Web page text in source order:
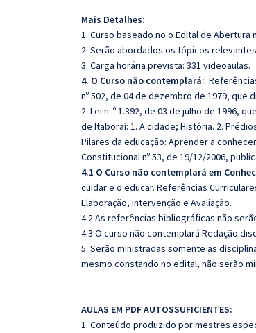
Mais Detalhes:
1. Curso baseado no o Edital de Abertura
2. Serão abordados os tópicos
3. Carga horária prevista: 331 videoaulas.
4. O Curso não contemplará:
nº 502, de 04 de dezembro de 1979,
2. Lei n. º 1.392, de 03 de julho de 1996,
de Itaboraí: 1. A cidade; História. 2.
Pilares da educação: Aprender a
Constitucional nº 53, de 19/12/2006,
4.1 O Curso não contemplará em
cuidar e o educar. Referências
Elaboração, intervenção e Avaliação.
4.2 As referências bibliográficas não
4.3 O curso não contemplará Redação
5. Serão ministradas somente as
mesmo constando no edital, não serão
AULAS EM PDF AUTOSSUFICIENTES:
1. Conteúdo produzido por mestres